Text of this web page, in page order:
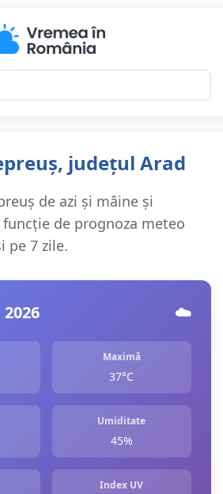
județul Arad
de azi și mâine și
de prognoza meteo
pe 7 zile.
☁️
Maximă
37°C
Umiditate
45%
Index UV